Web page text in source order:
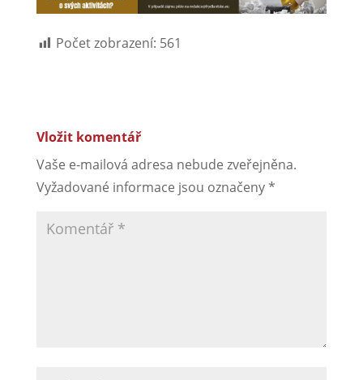
Počet zobrazení: 561
Vložit komentář
Vaše e-mailová adresa nebude zveřejněna.
Vyžadované informace jsou označeny*